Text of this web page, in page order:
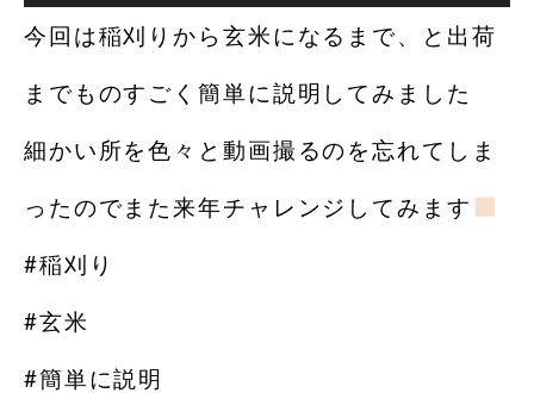
今回は稲刈りから玄米になるまで、と出荷
までものすごく簡単に説明してみました
細かい所を色々と動画撮るのを忘れてしま
ったのでまた来年チャレンジしてみます
#稲刈り
#玄米
#簡単に説明